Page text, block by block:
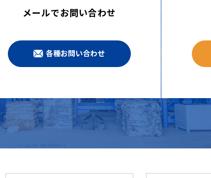
メールでお問い合わせ
各種お問い合わせ